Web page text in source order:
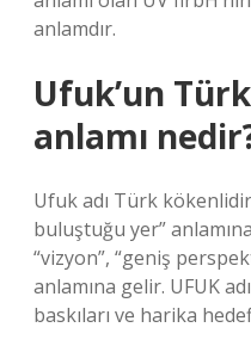
anlamdır.
Ufuk’un
anlamı
Ufuk adı Türk
buluştuğu yer”
“vizyon”, “geniş
anlamına gelir. UFUK
baskıları ve harika